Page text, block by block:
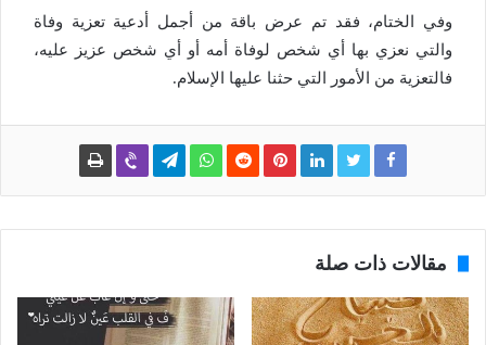
وفي الختام، فقد تم عرض باقة من أجمل أدعية تعزية وفاة
والتي نعزي بها أي شخص لوفاة أمه أو أي شخص عزيز عليه،
فالتعزية من الأمور التي حثنا عليها الإسلام.
مقالات ذات صلة